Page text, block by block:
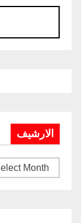
الارشيف